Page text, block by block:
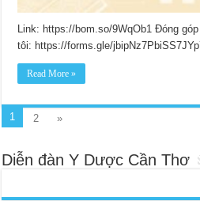
Link: https://bom.so/9WqOb1 Đóng
tôi: https://forms.gle/
Read More »
1 2 »
Diễn đàn Y Dược Cần Thơ